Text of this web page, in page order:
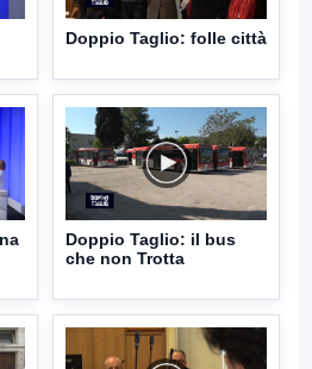
Doppio Taglio: folle città
Doppio Taglio: il bus
che non Trotta